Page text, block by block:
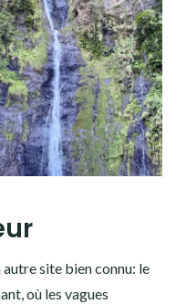
autre site bien connu: le
où les vagues